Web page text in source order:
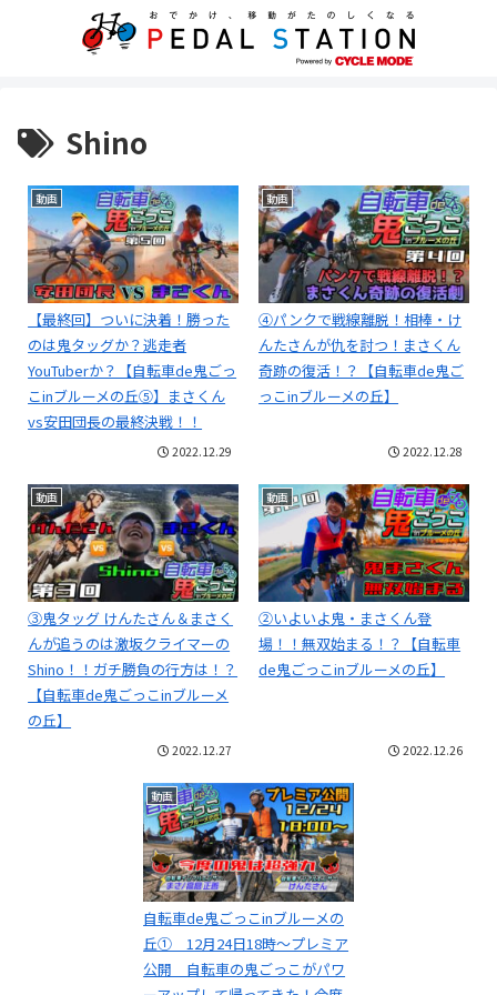
Shino
動画
【最終回】ついに決着！勝った
のは鬼タッグか？逃走者
YouTuberか？【自転車de鬼ごっ
こinブルーメの丘⑤】まさくん
vs安田団長の最終決戦！！
2022.12.29
動画
④パンクで戦線離脱！相棒・け
んたさんが仇を討つ！まさくん
奇跡の復活！？【自転車de鬼ご
っこinブルーメの丘】
2022.12.28
動画
③鬼タッグ けんたさん＆まさく
んが追うのは激坂クライマーの
Shino！！ガチ勝負の行方は！？
【自転車de鬼ごっこinブルーメ
の丘】
2022.12.27
動画
②いよいよ鬼・まさくん登
場！！無双始まる！？【自転車
de鬼ごっこinブルーメの丘】
2022.12.26
動画
自転車de鬼ごっこinブルーメの
丘① 12月24日18時～プレミア
公開 自転車の鬼ごっこがパワ